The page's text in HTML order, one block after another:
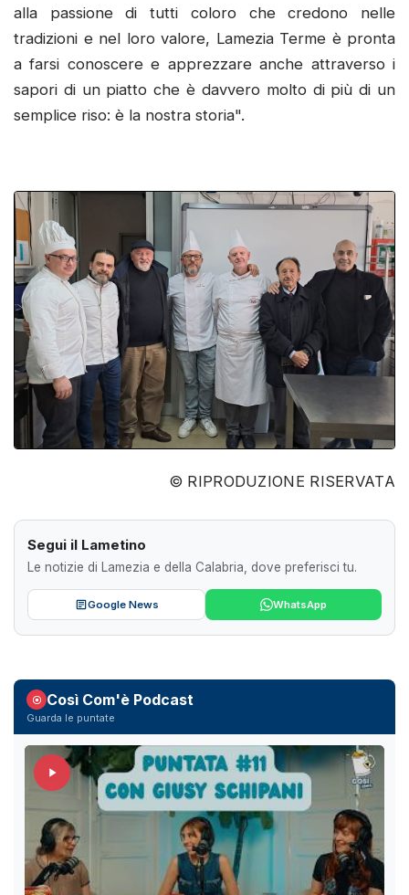
alla passione di tutti coloro che credono nelle
tradizioni e nel loro valore, Lamezia Terme è pronta
a farsi conoscere e apprezzare anche attraverso i
sapori di un piatto che è davvero molto di più di un
semplice riso: è la nostra storia".
© RIPRODUZIONE RISERVATA
Segui il Lametino
Le notizie di Lamezia e della Calabria, dove preferisci tu.
Google News WhatsApp
Così Com'è Podcast
Guarda le puntate